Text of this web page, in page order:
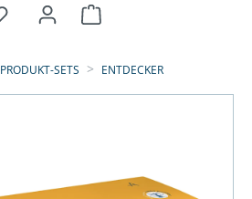
PRODUKT-SETS ENTDECKER